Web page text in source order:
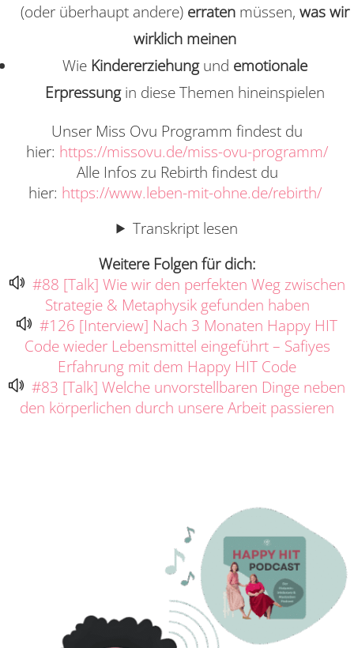
(oder überhaupt andere) erraten müssen, was wir
wirklich meinen
Wie Kindererziehung und emotionale
Erpressung in diese Themen hineinspielen
Unser Miss Ovu Programm findest du
hier: https://missovu.de/miss-ovu-programm/
Alle Infos zu Rebirth findest du
hier: https://www.leben-mit-ohne.de/rebirth/
Transkript lesen
Weitere Folgen für dich:
#88 [Talk] Wie wir den perfekten Weg zwischen
Strategie & Metaphysik gefunden haben
#126 [Interview] Nach 3 Monaten Happy HIT
Code wieder Lebensmittel eingeführt – Safiyes
Erfahrung mit dem Happy HIT Code
#83 [Talk] Welche unvorstellbaren Dinge neben
den körperlichen durch unsere Arbeit passieren